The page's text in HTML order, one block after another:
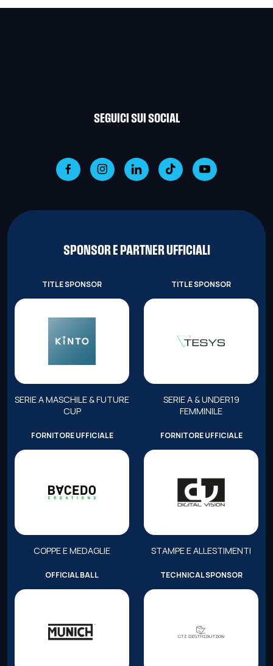
SEGUICI SUI SOCIAL
SPONSOR E PARTNER UFFICIALI
TITLE SPONSOR
SERIE A MASCHILE & FUTURE
CUP
TITLE SPONSOR
SERIE A & UNDER19
FEMMINILE
FORNITORE UFFICIALE
COPPE E MEDAGLIE
FORNITORE UFFICIALE
STAMPE E ALLESTIMENTI
OFFICIAL BALL TECHNICAL SPONSOR